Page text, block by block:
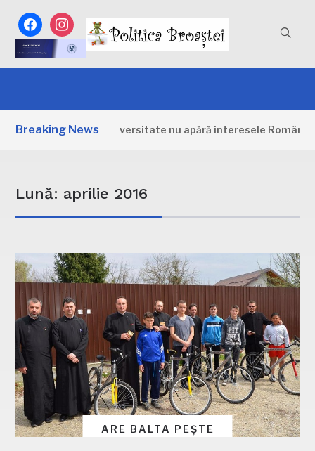
facebookinstagram
Breaking News
pentru biodiversitate nu apără interesele României:
Lună: aprilie 2016
ARE BALTA PEȘTE